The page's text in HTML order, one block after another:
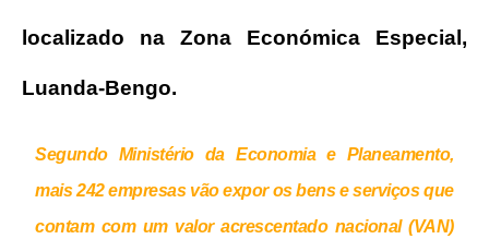
localizado na Zona Económica Especial,
Luanda-Bengo.
Segundo Ministério da Economia e Planeamento,
mais 242 empresas vão expor os bens e serviços que
contam com um valor acrescentado nacional (VAN)